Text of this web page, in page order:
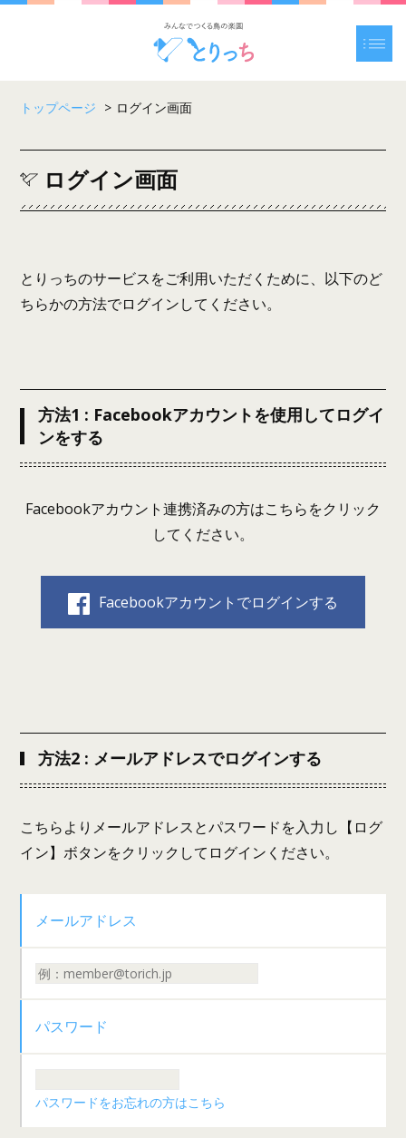
トップページ > ログイン画面
ログイン画面
とりっちのサービスをご利用いただくために、以下のど
ちらかの方法でログインしてください。
方法1 : Facebookアカウントを使用してログイ
ンをする
Facebookアカウント連携済みの方はこちらをクリック
してください。
Facebookアカウントでログインする
方法2 : メールアドレスでログインする
こちらよりメールアドレスとパスワードを入力し【ログ
イン】ボタンをクリックしてログインください。
メールアドレス
パスワード
パスワードをお忘れの方はこちら